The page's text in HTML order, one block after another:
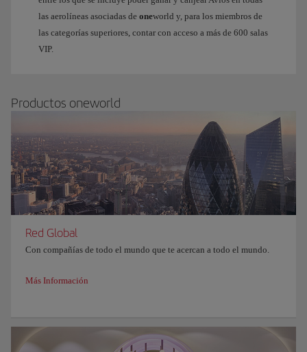
las aerolíneas asociadas de oneworld y, para los miembros de
las categorías superiores, contar con acceso a más de 600 salas
VIP.
Productos oneworld
Red Global
Con compañías de todo el mundo que te acercan a todo el mundo.
Más Información